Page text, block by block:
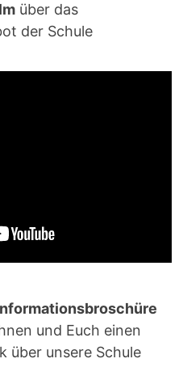
über das
der Schule
und Euch einen
über unsere Schule